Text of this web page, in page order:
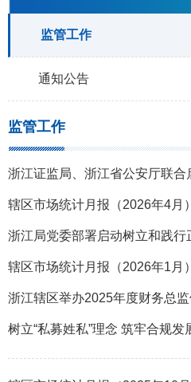
监管工作
通知公告
监管工作
辖区市场统计月报（2026年4月）
辖区市场统计月报（2026年1月）